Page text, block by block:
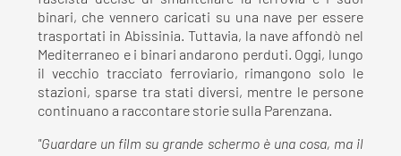
binari, che vennero caricati su una nave per essere
trasportati in Abissinia. Tuttavia, la nave affondò nel
Mediterraneo e i binari andarono perduti. Oggi, lungo
il vecchio tracciato ferroviario, rimangono solo le
stazioni, sparse tra stati diversi, mentre le persone
continuano a raccontare storie sulla Parenzana.
"Guardare un film su grande schermo è una cosa, ma il